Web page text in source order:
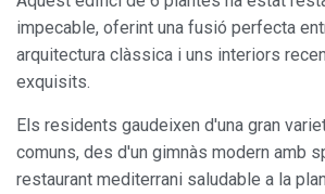
impecable, oferint una fusió perfecta
arquitectura clàssica i uns interiors
exquisits.
Els residents gaudeixen d'una gran
comuns, des d'un gimnàs modern amb
restaurant mediterrani saludable a la